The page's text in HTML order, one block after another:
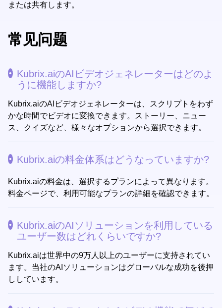
または共有します。
常见问题
Kubrix.aiのAIビデオジェネレーターはどのよ
うに機能しますか?
Kubrix.aiのAIビデオジェネレーターは、スクリプトをわず
かな時間でビデオに変換できます。ストーリー、ニュー
ス、クイズなど、様々なオプションから選択できます。
Kubrix.aiの料金体系はどうなっていますか?
Kubrix.aiの料金は、選択するプランによって異なります。
料金ページで、利用可能なプランの詳細を確認できます。
Kubrix.aiのAIソリューションを利用している
ユーザー数はどれくらいですか?
Kubrix.aiは世界中の9万人以上のユーザーに支持されてい
ます。当社のAIソリューションはグローバルな成功を後押
ししています。